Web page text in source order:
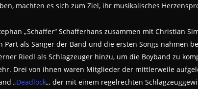
machten es sich zum Ziel, ihr musikalisches
„Schaffer“ Schafferhans zusammen mit Christian
Part als Sänger der Band und die ersten Songs nahmen
Riedl als Schlagzeuger hinzu, um die Boyband zu
Drei von ihnen waren Mitglieder der mittlerweile
„Deadlock„, der mit einem regelrechten